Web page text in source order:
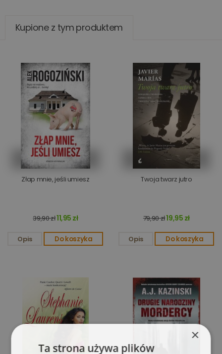
Kupione z tym produktem
Złap mnie, jeśli umiesz
39,90 zł11,95 zł
Opis Do koszyka
Twoja twarz jutro
79,90 zł19,95 zł
Opis Do koszyka
×
Ta strona używa plików